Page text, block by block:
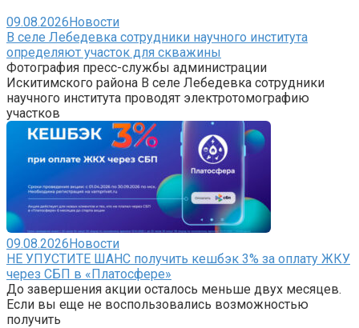
09.08.2026Новости
В селе Лебедевка сотрудники научного института
определяют участок для скважины
Фотография пресс-службы администрации
Искитимского района В селе Лебедевка сотрудники
научного института проводят электротомографию
участков
09.08.2026Новости
НЕ УПУСТИТЕ ШАНС получить кешбэк 3% за оплату ЖКУ
через СБП в «Платосфере»
До завершения акции осталось меньше двух месяцев.
Если вы еще не воспользовались возможностью
получить